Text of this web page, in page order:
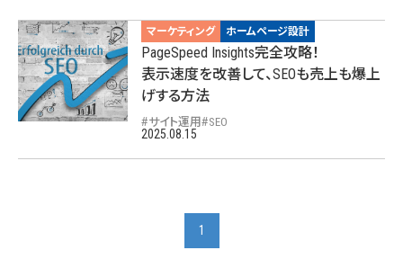
マーケティング ホームページ設計
PageSpeed Insights完全攻略！
表示速度を改善して、SEOも売上も爆上
げする方法
サイト運用 SEO
2025.08.15
1